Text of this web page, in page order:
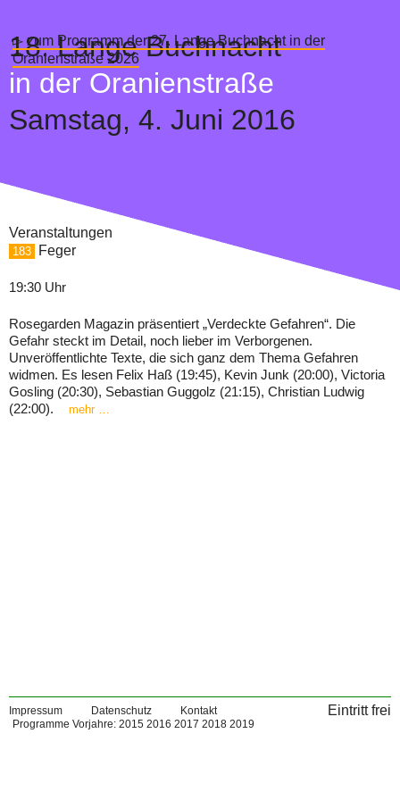
▻ zum Programm der 27. Lange Buchnacht in der
Oranienstraße 2026
18.Lange Buchnacht
in der Oranienstraße
Samstag, 4. Juni 2016
Veranstaltungen
183 Feger
19:30 Uhr
Rosegarden Magazin präsentiert „Verdeckte Gefahren“. Die
Gefahr steckt im Detail, noch lieber im Verborgenen.
Unveröffentlichte Texte, die sich ganz dem Thema Gefahren
widmen. Es lesen Felix Haß (19:45), Kevin Junk (20:00), Victoria
Gosling (20:30), Sebastian Guggolz (21:15), Christian Ludwig
(22:00).
mehr …
Impressum Datenschutz
Kontakt
Programme Vorjahre: 2015 2016 2017 2018 2019
Eintritt frei